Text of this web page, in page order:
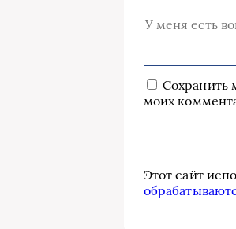
Сохранить
моих
Этот сайт